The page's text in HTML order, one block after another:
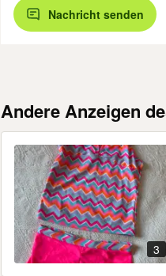
Nachricht senden
Andere Anzeigen
3